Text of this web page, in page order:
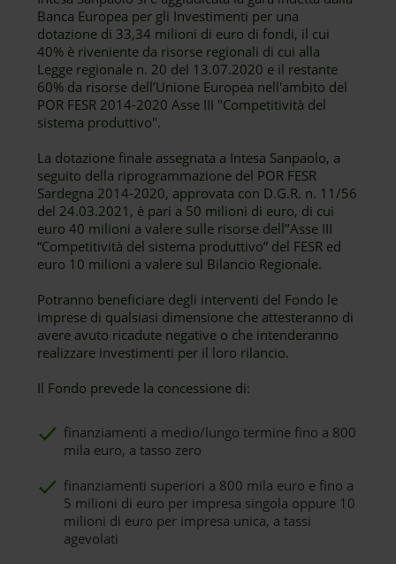
Banca Europea per gli Investimenti per una
dotazione di 33,34 milioni di euro di fondi, il cui
40% è riveniente da risorse regionali di cui alla
Legge regionale n. 20 del 13.07.2020 e il restante
60% da risorse dell’Unione Europea nell'ambito del
POR FESR 2014-2020 Asse III "Competitività del
sistema produttivo".
La dotazione finale assegnata a Intesa Sanpaolo, a
seguito della riprogrammazione del POR FESR
Sardegna 2014-2020, approvata con D.G.R. n. 11/56
del 24.03.2021, è pari a 50 milioni di euro, di cui
euro 40 milioni a valere sulle risorse dell’’Asse III
“Competitività del sistema produttivo” del FESR ed
euro 10 milioni a valere sul Bilancio Regionale.
Potranno beneficiare degli interventi del Fondo le
imprese di qualsiasi dimensione che attesteranno di
avere avuto ricadute negative o che intenderanno
realizzare investimenti per il loro rilancio.
Il Fondo prevede la concessione di:
finanziamenti a medio/lungo termine fino a 800
mila euro, a tasso zero
finanziamenti superiori a 800 mila euro e fino a
5 milioni di euro per impresa singola oppure 10
milioni di euro per impresa unica, a tassi
agevolati